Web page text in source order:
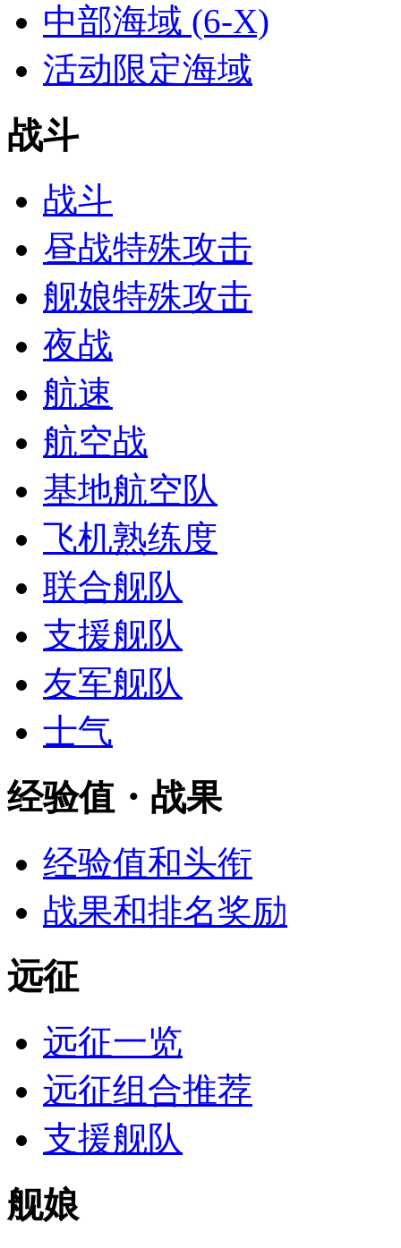
中部海域 (6-X)
活动限定海域
战斗
战斗
昼战特殊攻击
舰娘特殊攻击
夜战
航速
航空战
基地航空队
飞机熟练度
联合舰队
支援舰队
友军舰队
士气
经验值・战果
经验值和头衔
战果和排名奖励
远征
远征一览
远征组合推荐
支援舰队
舰娘